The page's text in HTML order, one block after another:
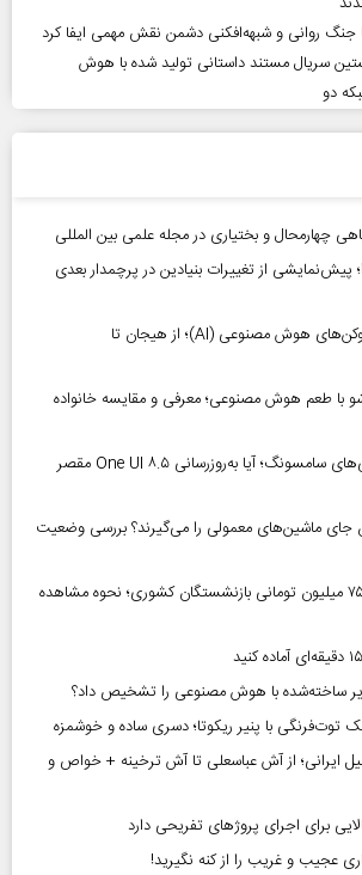
با جنگ روانی و شبهه‌افکنی دشمن نقش مهمی ایفا کرد
سریال مستند داستانی تولید شده با هوش
دو
چهارمحال و بختیاری در مجله علمی بین المللی
۲۷ اولترا؛ پیش‌نمایشی از تغییرات بنیادین در پرچمدار بعدی
رشد خیره‌کننده بازار توکن‌های هوش مصنوعی (AI)؛ از هیجان تا
با طعم هوش مصنوعی؛ معرفی و مقایسه خانواده
بحران باتری در گوشی‌های سامسونگ؛ آیا به‌روزرسانی One UI ۸.۵ مقصر
جای ماشین‌های معمولی را می‌گیرند؟ بررسی وضعیت
استعلام وام ضروری ۷۵ میلیون تومانی بازنشستگان کشوری؛ نحوه مشاهده
ساخته‌شده با هوش مصنوعی را تشخیص داد؟
توت‌فرنگی با پنیر ریکوتا؛ دسری ساده و خوشمزه
ایرانی؛ از آش عباسعلی تا آش ترخینه + خواص و
برای اجرای پروژهای تفریحی دارد
عجیب و غریب را از کنه نگیرید!